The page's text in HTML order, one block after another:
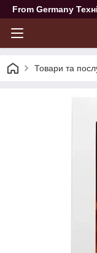
From Germany
Товари та